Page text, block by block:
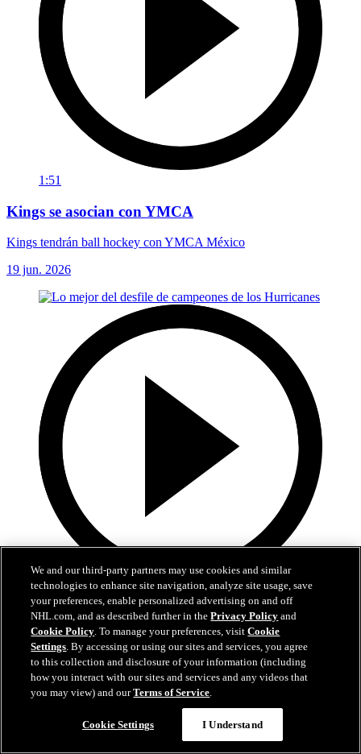
1:51
Kings se asocian con YMCA
Kings tendrán ball hockey con YMCA México
19 jun. 2026
1:39
Lo mejor del desfile de campeones de los Hurricanes
Echen un vistazo a los mejores momentos de los festejos de
la Stanley Cup de los Hurricanes
20 jun. 2026
We and our third-party partners may use cookies and similar
technologies to enhance site navigation, analyze site usage, save
your preferences, enable personalized advertising on and off
NHL.com, and as described further in thePrivacy Policy and
Cookie Policy. To manage your preferences, visitCookie
Settings. By accessing or using our sites and services, you agree
to this collection and disclosure of your information (including
how you interact with our sites and services and any videos that
you may view) and ourTerms of Service.
Cookie Settings I Understand